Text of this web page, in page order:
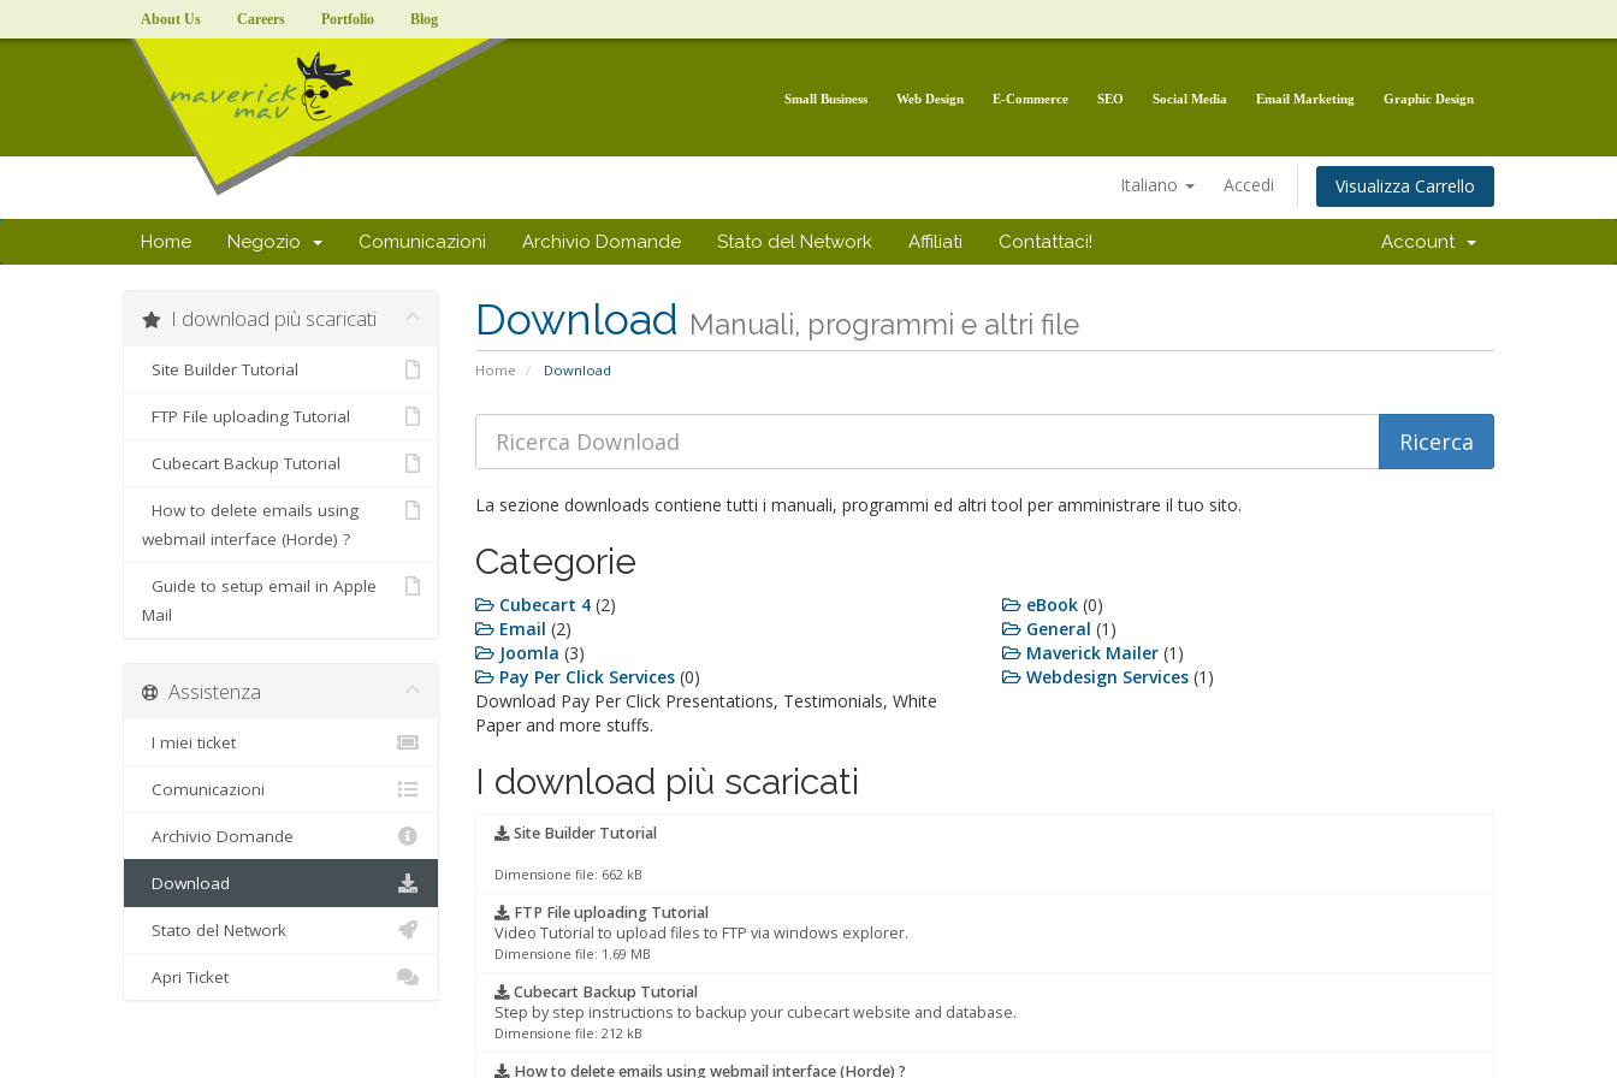
About Us Careers Portfolio Blog
Small Business Web Design E-Commerce SEO Social Media Email Marketing Graphic Design
Italiano Accedi Visualizza Carrello
Home Negozio Comunicazioni Archivio Domande Stato del Network Affiliati Contattaci! Account
Download Manuali, programmi e altri file
Home Download
La sezione downloads contiene tutti i manuali, programmi ed altri tool per amministrare il tuo sito.
Categorie
Cubecart 4 (2) eBook (0)
Email (2) General (1)
Joomla (3) Maverick Mailer (1)
Pay Per Click Services (0)
Download Pay Per Click Presentations, Testimonials, White
Paper and more stuffs.
Webdesign Services (1)
I download più scaricati
Site Builder Tutorial
Dimensione file: 662 kB
FTP File uploading Tutorial
Video Tutorial to upload files to FTP via windows explorer.
Dimensione file: 1.69 MB
Cubecart Backup Tutorial
Step by step instructions to backup your cubecart website and database.
Dimensione file: 212 kB
How to delete emails using webmail interface (Horde) ?
I download più scaricati
Site Builder Tutorial
FTP File uploading Tutorial
Cubecart Backup Tutorial
How to delete emails using
webmail interface (Horde) ?
Guide to setup email in Apple
Mail
Assistenza
I miei ticket
Comunicazioni
Archivio Domande
Download
Stato del Network
Apri Ticket